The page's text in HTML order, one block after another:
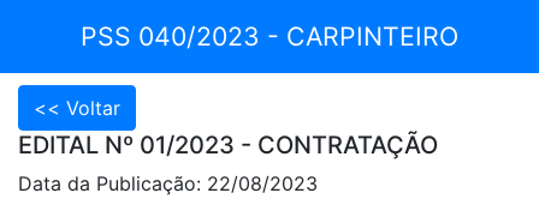
PSS 040/2023 - CARPINTEIRO
EDITAL Nº 01/2023 - CONTRATAÇÃO
Data da Publicação: 22/08/2023